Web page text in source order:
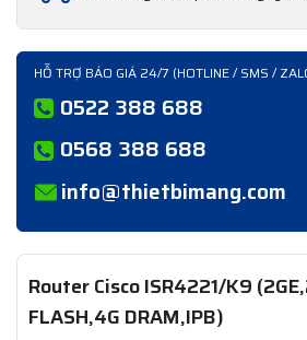
HỖ TRỢ BÁO GIÁ 24/7 (HOTLINE / SMS /
0522 388 688
0568 388 688
info@thietbimang.com
Router Cisco ISR4221/K9
FLASH,4G DRAM,IPB)